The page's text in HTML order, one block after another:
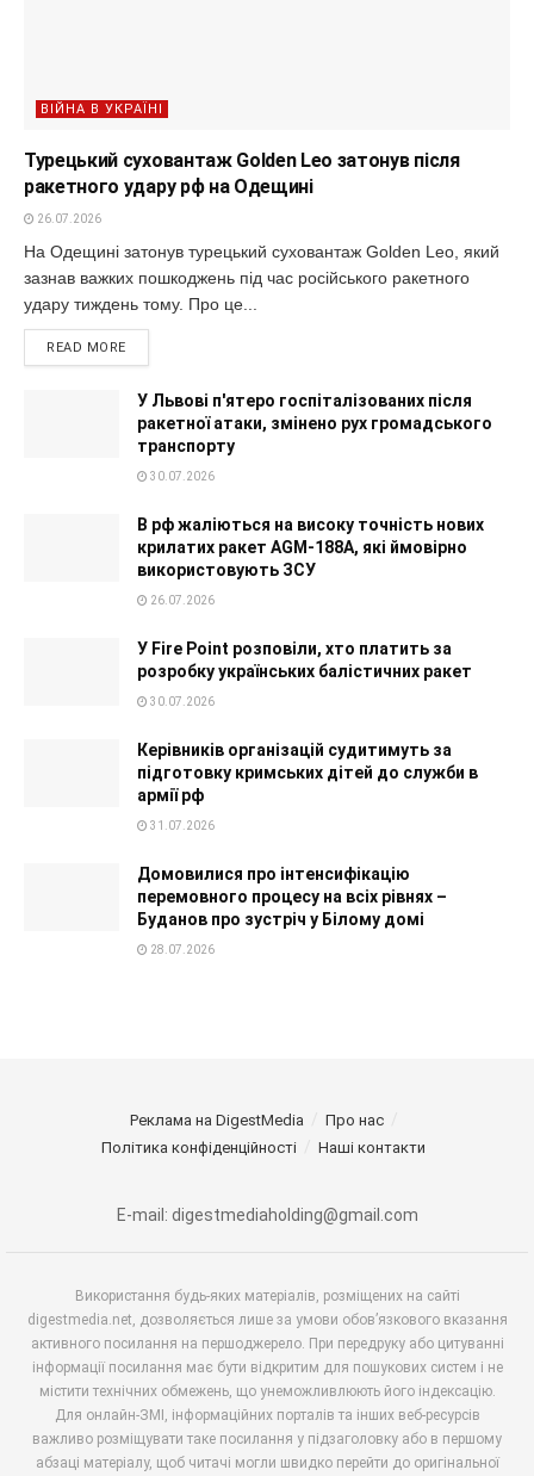
ВІЙНА В УКРАЇНІ
Турецький суховантаж Golden Leo затонув після
ракетного удару рф на Одещині
26.07.2026
На Одещині затонув турецький суховантаж Golden Leo, який
зазнав важких пошкоджень під час російського ракетного
удару тиждень тому. Про це...
READ MORE
У Львові п'ятеро госпіталізованих після
ракетної атаки, змінено рух громадського
транспорту
30.07.2026
В рф жаліються на високу точність нових
крилатих ракет AGM-188A, які ймовірно
використовують ЗСУ
26.07.2026
У Fire Point розповіли, хто платить за
розробку українських балістичних ракет
30.07.2026
Керівників організацій судитимуть за
підготовку кримських дітей до служби в
армії рф
31.07.2026
Домовилися про інтенсифікацію
перемовного процесу на всіх рівнях –
Буданов про зустріч у Білому домі
28.07.2026
Реклама на DigestMedia
Про нас
Політика конфіденційності
Наші контакти
E-mail: digestmediaholding@gmail.com
Використання будь-яких матеріалів, розміщених на сайті
digestmedia.net, дозволяється лише за умови обов’язкового вказання
активного посилання на першоджерело. При передруку або цитуванні
інформації посилання має бути відкритим для пошукових систем і не
містити технічних обмежень, що унеможливлюють його індексацію.
Для онлайн-ЗМІ, інформаційних порталів та інших веб-ресурсів
важливо розміщувати таке посилання у підзаголовку або в першому
абзаці матеріалу, щоб читачі могли швидко перейти до оригінальної